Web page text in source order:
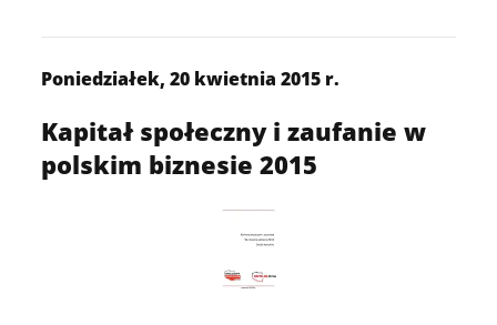
Poniedziałek, 20 kwietnia 2015 r.
Kapitał społeczny i zaufanie w
polskim biznesie 2015